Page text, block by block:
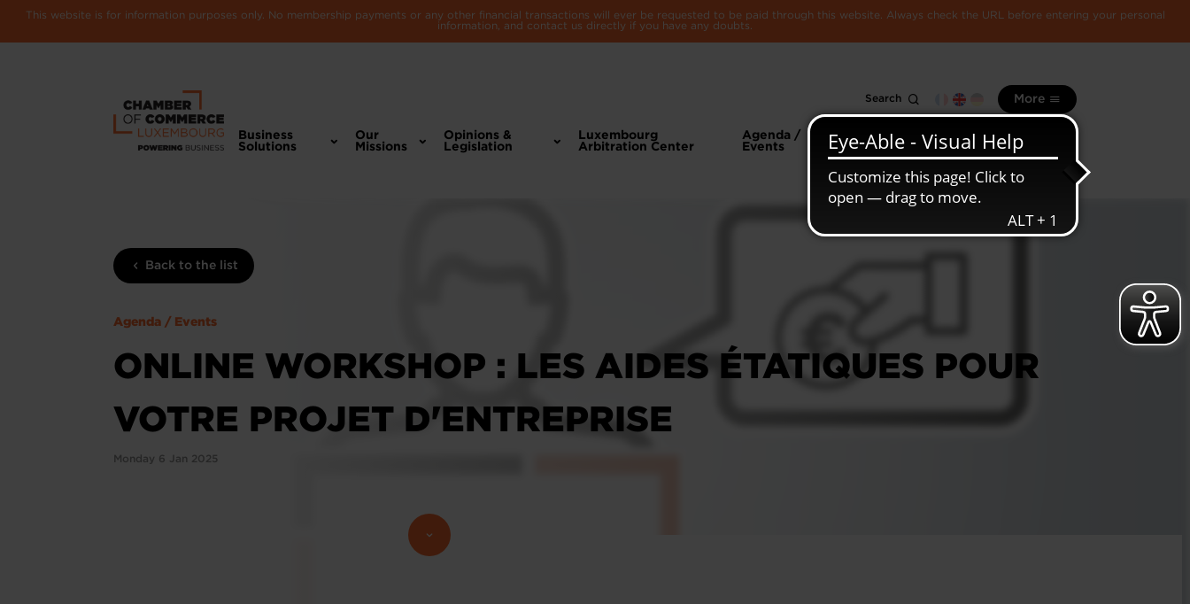
This website is for information purposes only. No membership payments or any other financial transactions will ever be requested to be paid through this website. Always check the URL before entering your personal
information, and contact us directly if you have any doubts.
Search More
Business
Solutions
Our
Missions
Opinions &
Legislation
Luxembourg
Arbitration Center
Agenda /
Events
information
Luxembourg
economy
Back to the list
Agenda / Events
ONLINE WORKSHOP : LES AIDES ÉTATIQUES POUR
VOTRE PROJET D'ENTREPRISE
Monday 6 Jan 2025